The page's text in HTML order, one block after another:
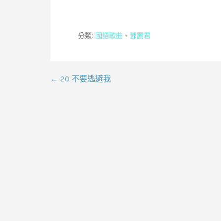
分類: 國語歌曲 、 鄧麗君
文
← 20 不要逃避我